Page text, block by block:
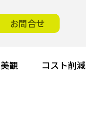
お問合せ
美観 コスト削減